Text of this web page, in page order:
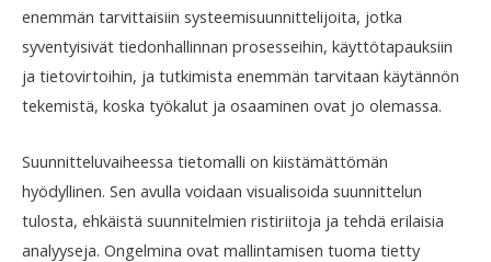
enemmän tarvittaisiin systeemisuunnittelijoita, jotka
syventyisivät tiedonhallinnan prosesseihin, käyttötapauksiin
ja tietovirtoihin, ja tutkimista enemmän tarvitaan käytännön
tekemistä, koska työkalut ja osaaminen ovat jo olemassa.
Suunnitteluvaiheessa tietomalli on kiistämättömän
hyödyllinen. Sen avulla voidaan visualisoida suunnittelun
tulosta, ehkäistä suunnitelmien ristiriitoja ja tehdä erilaisia
analyyseja. Ongelmina ovat mallintamisen tuoma tietty